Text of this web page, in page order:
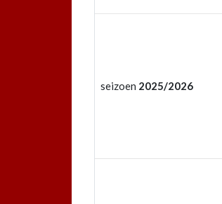
seizoen 2025/2026